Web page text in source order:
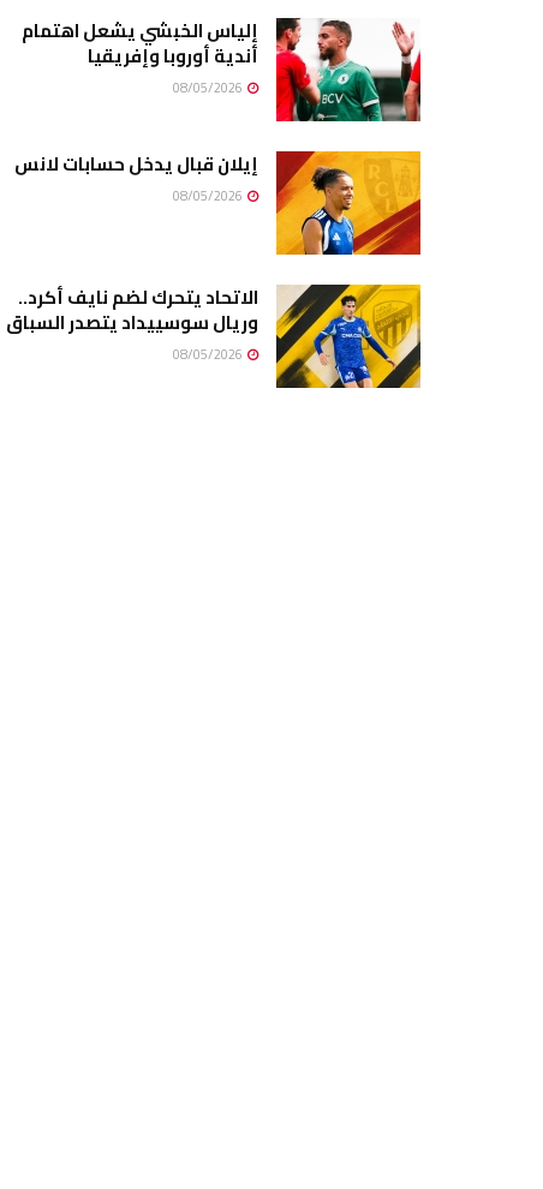
إلياس الخبشي يشعل اهتمام
أندية أوروبا وإفريقيا
إيلان قبال يدخل حسابات لانس
الاتحاد يتحرك لضم نايف أكرد..
وريال سوسييداد يتصدر السباق